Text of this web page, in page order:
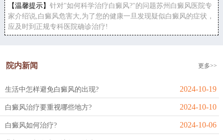
【温馨提示】 针对"如何科学治疗白癜风?"的问题苏州白癜风医院专
家介绍说,白癜风危害大,为了您的健康一旦发现疑似白癜风的症状，
应及时到正规专科医院确诊治疗!
院内新闻 更多>>
生活中怎样避免白癜风的出现? 2024-10-19
白癜风治疗要重视哪些地方? 2024-10-10
白癜风如何治疗? 2024-10-06